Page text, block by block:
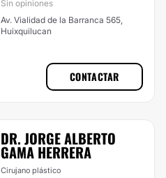
Sin opiniones
Av. Vialidad de la Barranca 565,
Huixquilucan
CONTACTAR
DR. JORGE ALBERTO
GAMA HERRERA
Cirujano plástico